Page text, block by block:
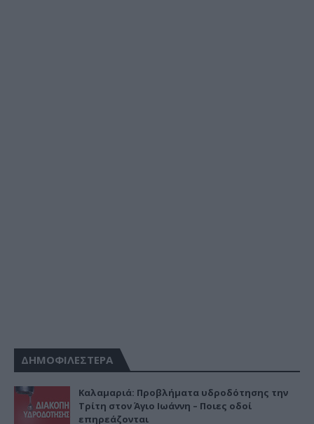
ΔΗΜΟΦΙΛΕΣΤΕΡΑ
Καλαμαριά: Προβλήματα υδροδότησης την
Τρίτη στον Άγιο Ιωάννη – Ποιες οδοί
επηρεάζονται